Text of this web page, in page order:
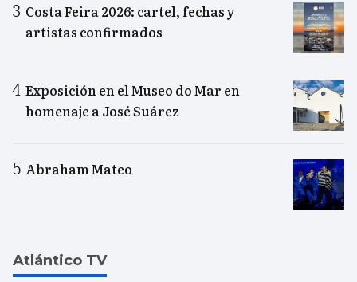
Costa Feira 2026: cartel, fechas y
artistas confirmados
Exposición en el Museo do Mar en
homenaje a José Suárez
Abraham Mateo
Atlántico TV